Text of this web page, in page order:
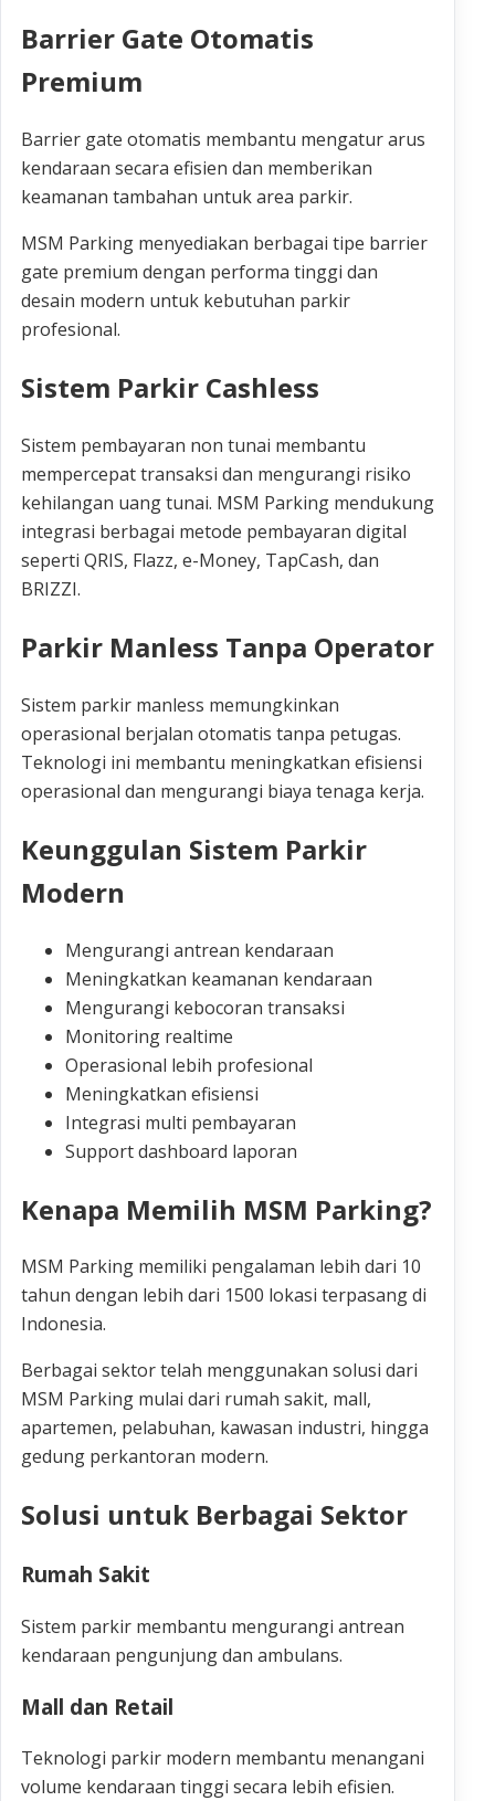
Barrier Gate Otomatis
Premium
Barrier gate otomatis membantu mengatur arus
kendaraan secara efisien dan memberikan
keamanan tambahan untuk area parkir.
MSM Parking menyediakan berbagai tipe barrier
gate premium dengan performa tinggi dan
desain modern untuk kebutuhan parkir
profesional.
Sistem Parkir Cashless
Sistem pembayaran non tunai membantu
mempercepat transaksi dan mengurangi risiko
kehilangan uang tunai. MSM Parking mendukung
integrasi berbagai metode pembayaran digital
seperti QRIS, Flazz, e-Money, TapCash, dan
BRIZZI.
Parkir Manless Tanpa Operator
Sistem parkir manless memungkinkan
operasional berjalan otomatis tanpa petugas.
Teknologi ini membantu meningkatkan efisiensi
operasional dan mengurangi biaya tenaga kerja.
Keunggulan Sistem Parkir
Modern
Mengurangi antrean kendaraan
Meningkatkan keamanan kendaraan
Mengurangi kebocoran transaksi
Monitoring realtime
Operasional lebih profesional
Meningkatkan efisiensi
Integrasi multi pembayaran
Support dashboard laporan
Kenapa Memilih MSM Parking?
MSM Parking memiliki pengalaman lebih dari 10
tahun dengan lebih dari 1500 lokasi terpasang di
Indonesia.
Berbagai sektor telah menggunakan solusi dari
MSM Parking mulai dari rumah sakit, mall,
apartemen, pelabuhan, kawasan industri, hingga
gedung perkantoran modern.
Solusi untuk Berbagai Sektor
Rumah Sakit
Sistem parkir membantu mengurangi antrean
kendaraan pengunjung dan ambulans.
Mall dan Retail
Teknologi parkir modern membantu menangani
volume kendaraan tinggi secara lebih efisien.